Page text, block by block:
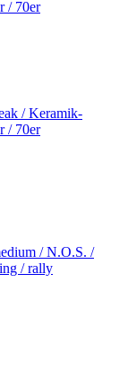
/ Keramik-
/ 70er